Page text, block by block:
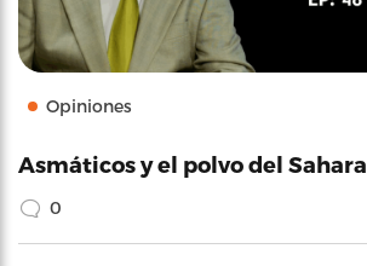
Opiniones
Asmáticos y el polvo del Sahara
0